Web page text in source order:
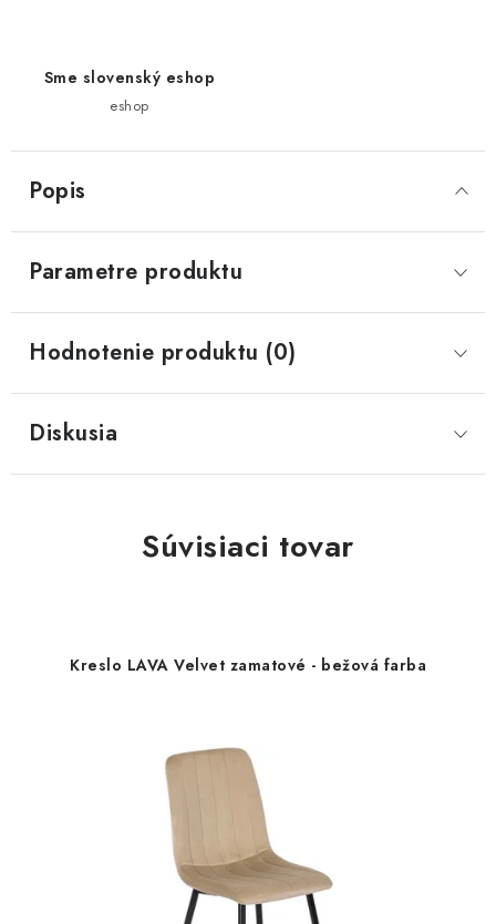
Sme slovenský eshop
eshop
Popis
Parametre produktu
Hodnotenie produktu (0)
Diskusia
Súvisiaci tovar
Kreslo LAVA Velvet zamatové - bežová farba